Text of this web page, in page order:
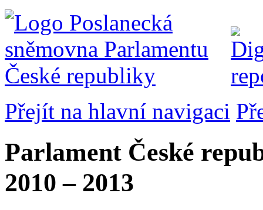
Přejít na hlavní navigaci
Parlament České
2010 – 2013